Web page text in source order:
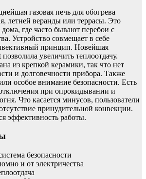
газовая печь для обогрева
летней веранды или террасы. Это
где часто бывают перебои с
Устройство совмещает в себе
принцип. Новейшая
увеличить теплоотдачу.
из крепкой керамики, так что нет
и долговечности прибора. Также
особое внимание безопасности. Есть
при опрокидывании и
Что касается минусов, пользователи
принудительной конвекции.
эффективность работы.
безопасности
и от электричества